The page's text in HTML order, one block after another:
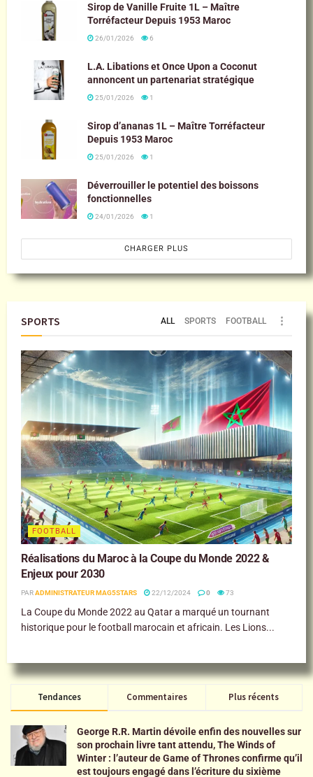
Sirop de Vanille Fruite 1L – Maître
Torréfacteur Depuis 1953 Maroc
26/01/2026 6
L.A. Libations et Once Upon a Coconut
annoncent un partenariat stratégique
25/01/2026 1
Sirop d’ananas 1L – Maître Torréfacteur
Depuis 1953 Maroc
25/01/2026 1
Déverrouiller le potentiel des boissons
fonctionnelles
24/01/2026 1
CHARGER PLUS
SPORTS ALL SPORTS FOOTBALL
FOOTBALL
Réalisations du Maroc à la Coupe du Monde 2022 &
Enjeux pour 2030
PARADMINISTRATEUR MAG5STARS 22/12/2024 0 73
La Coupe du Monde 2022 au Qatar a marqué un tournant
historique pour le football marocain et africain. Les Lions...
Tendances Commentaires Plus récents
George R.R. Martin dévoile enfin des nouvelles sur
son prochain livre tant attendu, The Winds of
Winter : l’auteur de Game of Thrones confirme qu’il
est toujours engagé dans l’écriture du sixième